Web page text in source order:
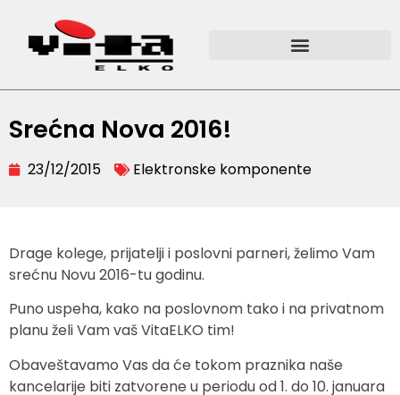
Srećna Nova 2016!
23/12/2015 Elektronske komponente
Drage kolege, prijatelji i poslovni parneri, želimo Vam
srećnu Novu 2016-tu godinu.
Puno uspeha, kako na poslovnom tako i na privatnom
planu želi Vam vaš VitaELKO tim!
Obaveštavamo Vas da će tokom praznika naše
kancelarije biti zatvorene u periodu od 1. do 10. januara